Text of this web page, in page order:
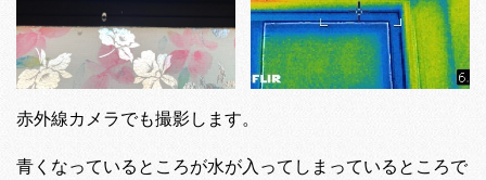
赤外線カメラでも撮影します。
青くなっているところが水が入ってしまっているところで